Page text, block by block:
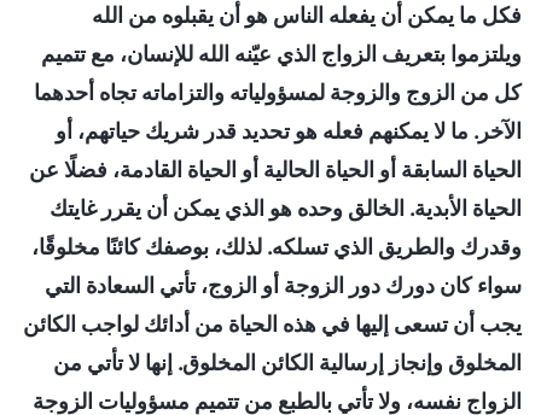
فكل ما يمكن أن يفعله الناس هو أن يقبلوه من الله
ويلتزموا بتعريف الزواج الذي عيّنه الله للإنسان، مع تتميم
كل من الزوج والزوجة لمسؤولياته والتزاماته تجاه أحدهما
الآخر. ما لا يمكنهم فعله هو تحديد قدر شريك حياتهم، أو
الحياة السابقة أو الحياة الحالية أو الحياة القادمة، فضلًا عن
الحياة الأبدية. الخالق وحده هو الذي يمكن أن يقرر غايتك
وقدرك والطريق الذي تسلكه. لذلك، بوصفك كائنًا مخلوقًا،
سواء كان دورك دور الزوجة أو الزوج، تأتي السعادة التي
يجب أن تسعى إليها في هذه الحياة من أدائك لواجب الكائن
المخلوق وإنجاز إرسالية الكائن المخلوق. إنها لا تأتي من
الزواج نفسه، ولا تأتي بالطبع من تتميم مسؤوليات الزوجة